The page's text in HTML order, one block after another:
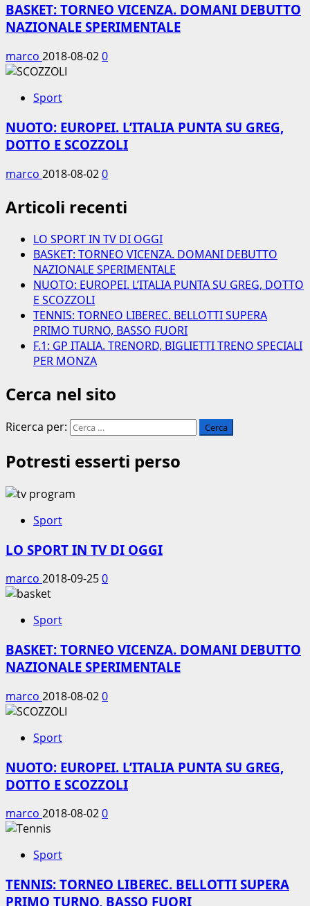
BASKET: TORNEO VICENZA. DOMANI DEBUTTO
NAZIONALE SPERIMENTALE
marco 2018-08-020
Sport
NUOTO: EUROPEI. L’ITALIA PUNTA SU GREG,
DOTTO E SCOZZOLI
marco 2018-08-020
Articoli recenti
LO SPORT IN TV DI OGGI
BASKET: TORNEO VICENZA. DOMANI DEBUTTO
NAZIONALE SPERIMENTALE
NUOTO: EUROPEI. L’ITALIA PUNTA SU GREG, DOTTO
E SCOZZOLI
TENNIS: TORNEO LIBEREC. BELLOTTI SUPERA
PRIMO TURNO, BASSO FUORI
F.1: GP ITALIA. TRENORD, BIGLIETTI TRENO SPECIALI
PER MONZA
Cerca nel sito
Ricerca per:
Potresti esserti perso
Sport
LO SPORT IN TV DI OGGI
marco 2018-09-250
Sport
BASKET: TORNEO VICENZA. DOMANI DEBUTTO
NAZIONALE SPERIMENTALE
marco 2018-08-020
Sport
NUOTO: EUROPEI. L’ITALIA PUNTA SU GREG,
DOTTO E SCOZZOLI
marco 2018-08-020
Sport
TENNIS: TORNEO LIBEREC. BELLOTTI SUPERA
PRIMO TURNO, BASSO FUORI